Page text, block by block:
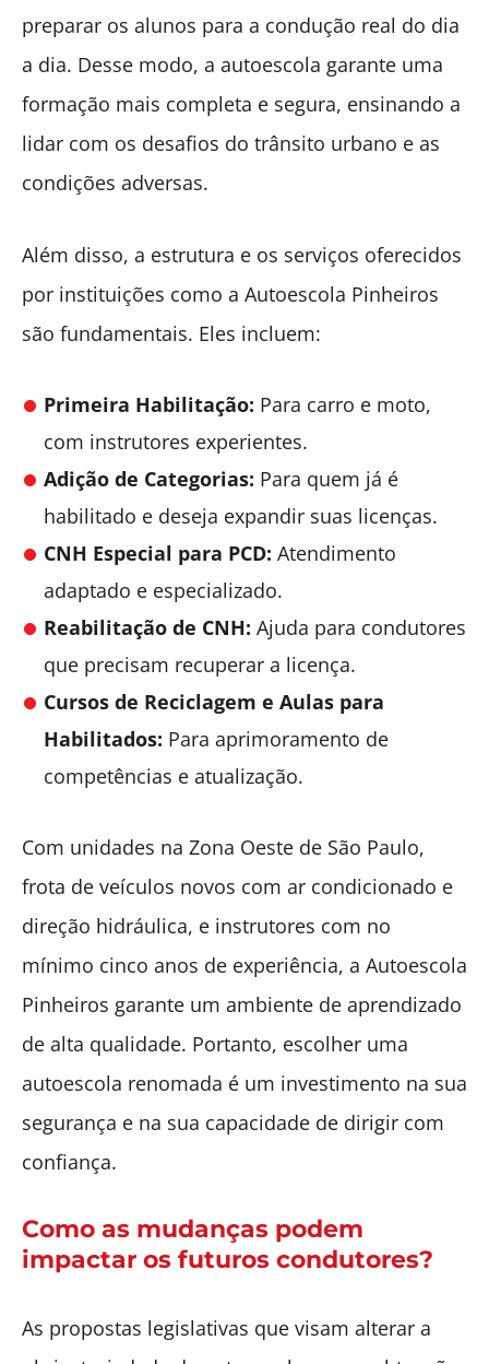
preparar os alunos para a condução real do dia
a dia. Desse modo, a autoescola garante uma
formação mais completa e segura, ensinando a
lidar com os desafios do trânsito urbano e as
condições adversas.
Além disso, a estrutura e os serviços oferecidos
por instituições como a Autoescola Pinheiros
são fundamentais. Eles incluem:
Primeira Habilitação: Para carro e moto,
com instrutores experientes.
Adição de Categorias: Para quem já é
habilitado e deseja expandir suas licenças.
CNH Especial para PCD: Atendimento
adaptado e especializado.
Reabilitação de CNH: Ajuda para condutores
que precisam recuperar a licença.
Cursos de Reciclagem e Aulas para
Habilitados: Para aprimoramento de
competências e atualização.
Com unidades na Zona Oeste de São Paulo,
frota de veículos novos com ar condicionado e
direção hidráulica, e instrutores com no
mínimo cinco anos de experiência, a Autoescola
Pinheiros garante um ambiente de aprendizado
de alta qualidade. Portanto, escolher uma
autoescola renomada é um investimento na sua
segurança e na sua capacidade de dirigir com
confiança.
Como as mudanças podem
impactar os futuros condutores?
As propostas legislativas que visam alterar a